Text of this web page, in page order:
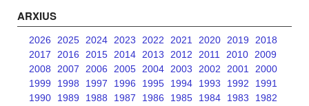
ARXIUS
2026 2025 2024 2023 2022 2021 2020 2019
2018
2017
2016 2015 2014 2013 2012 2011 2010
2009
2008
2007 2006 2005 2004 2003 2002 2001
2000
1999
1998 1997 1996 1995 1994 1993 1992
1991
1990
1989 1988 1987 1986 1985 1984 1983
1982